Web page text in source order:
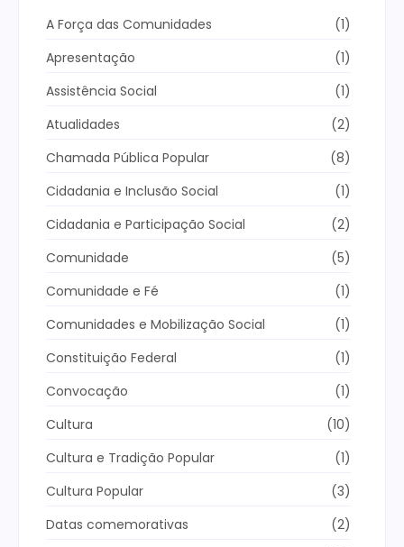
A Força das Comunidades
(1)
Apresentação
(1)
Assistência Social
(1)
Atualidades
(2)
Chamada Pública Popular
(8)
Cidadania e Inclusão Social
(1)
Cidadania e Participação Social
(2)
Comunidade
(5)
Comunidade e Fé
(1)
Comunidades e Mobilização Social
(1)
Constituição Federal
(1)
Convocação
(1)
Cultura
(10)
Cultura e Tradição Popular
(1)
Cultura Popular
(3)
Datas comemorativas
(2)